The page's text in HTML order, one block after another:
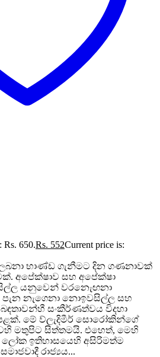
Rs. 650.Rs. 552Current price is:
භාණ්ඩ ගැනීමට දින ගණනාවක්
අපේක්ෂාව සහ අපේක්ෂා
යනුවෙන් වරනැෙඟනා
නැගෙනා නොඉවසිල්ල සහ
සංකීර්ණත්වය විදහා
මේ ව්ලැදිමීර් සොරෝකින්ගේ
මතුපිට සිත්තමයි. එහෙත්, මෙහි
ඉතිහාසයෙහි අසිරිමත්ම
රාජ්‍යය...